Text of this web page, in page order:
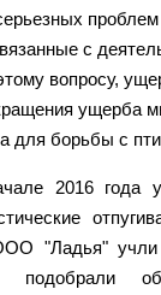
с
вопросу,
ущерба
для борьбы с
2016
"Ладья"
подобрали